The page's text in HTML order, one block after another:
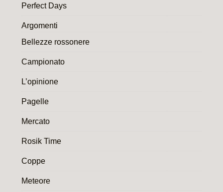
Perfect Days
Argomenti
Bellezze rossonere
Campionato
L’opinione
Pagelle
Mercato
Rosik Time
Coppe
Meteore